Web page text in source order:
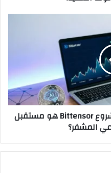
عملة TAO ترتفع 44%: هل مشروع Bittensor هو مستقبل
المشفر؟